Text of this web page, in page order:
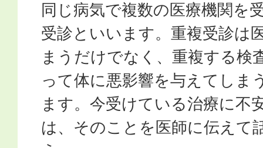
同じ病気で複数の医療機関を
受診といいます。重複受診は
まうだけでなく、重複する検
って体に悪影響を与えてしま
ます。今受けている治療に不
は、そのことを医師に伝えて